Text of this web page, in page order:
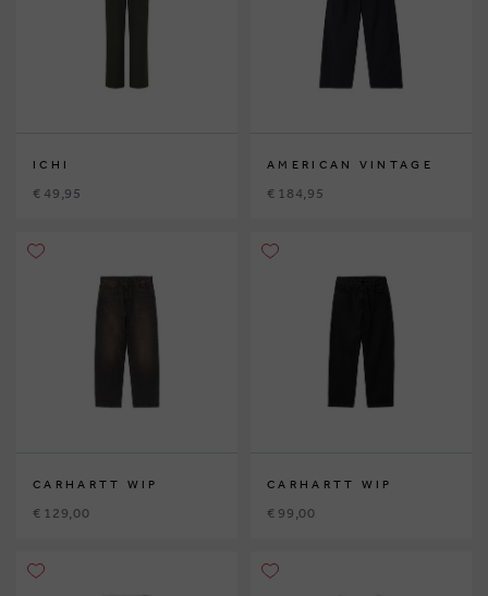
ICHI
€ 49,95
AMERICAN VINTAGE
€ 184,95
CARHARTT WIP
€ 129,00
CARHARTT WIP
€ 99,00